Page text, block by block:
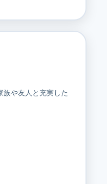
や友人と充実した